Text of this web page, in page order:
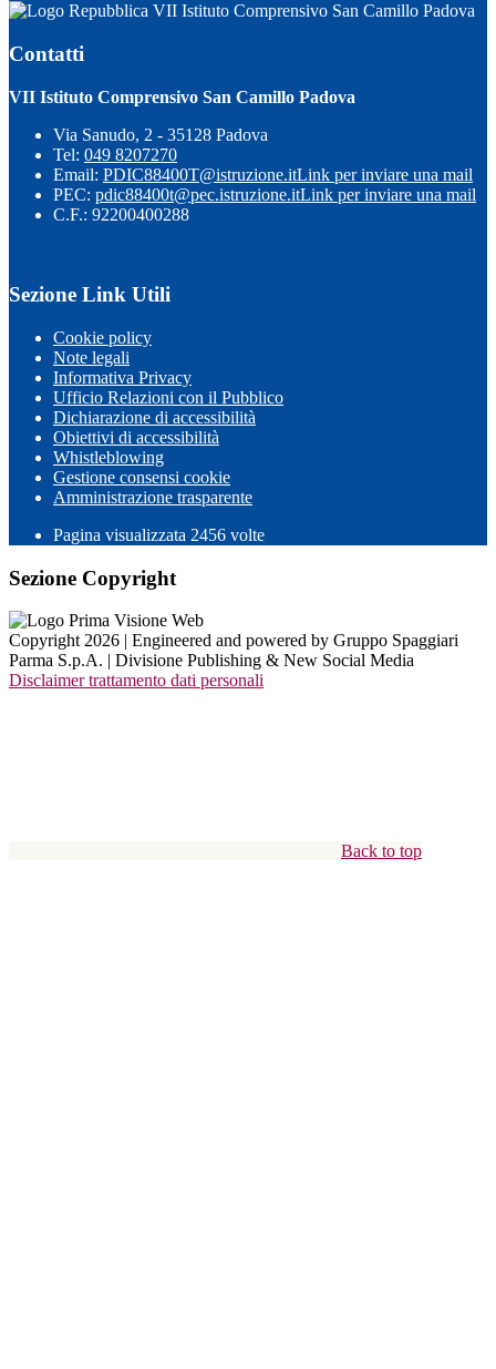
VII Istituto Comprensivo San Camillo Padova
Contatti
VII Istituto Comprensivo San Camillo Padova
Via Sanudo, 2 - 35128 Padova
Tel: 049 8207270
Email: PDIC88400T@istruzione.itLink per inviare una mail
PEC: pdic88400t@pec.istruzione.itLink per inviare una mail
C.F.: 92200400288
Sezione Link Utili
Cookie policy
Note legali
Informativa Privacy
Ufficio Relazioni con il Pubblico
Dichiarazione di accessibilità
Obiettivi di accessibilità
Whistleblowing
Gestione consensi cookie
Amministrazione trasparente
Pagina visualizzata 2456 volte
Sezione Copyright
Copyright 2026 | Engineered and powered by Gruppo Spaggiari
Parma S.p.A. | Divisione Publishing & New Social Media
Disclaimer trattamento dati personali
Back to top